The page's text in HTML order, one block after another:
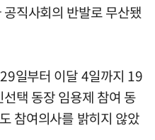
직사회의 반발로 무산됐
일부터 이달 4일까지 19
택 동장 임용제 참여 동
참여의사를 밝히지 않았